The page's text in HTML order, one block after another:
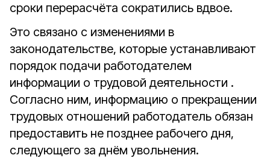
сроки перерасчёта сократились вдвое.
Это связано с изменениями в
законодательстве, которые устанавливают
порядок подачи работодателем
информации о трудовой деятельности .
Согласно ним, информацию о прекращении
трудовых отношений работодатель обязан
предоставить не позднее рабочего дня,
следующего за днём увольнения.